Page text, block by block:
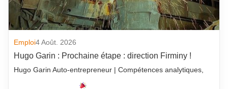
Emploi4 Août. 2026
Hugo Garin : Prochaine étape : direction Firminy !
Hugo Garin Auto-entrepreneur | Compétences analytiques,